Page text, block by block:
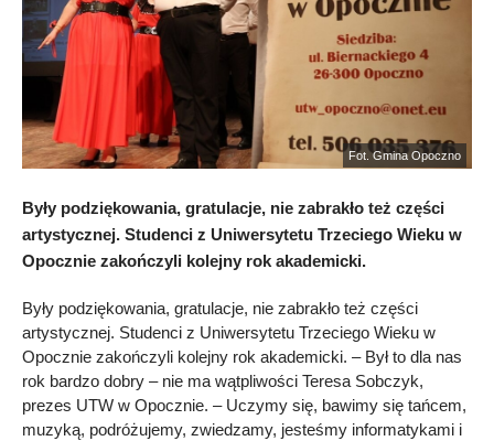
Fot. Gmina Opoczno
Były podziękowania, gratulacje, nie zabrakło też części
artystycznej. Studenci z Uniwersytetu Trzeciego Wieku w
Opocznie zakończyli kolejny rok akademicki.
Były podziękowania, gratulacje, nie zabrakło też części
artystycznej. Studenci z Uniwersytetu Trzeciego Wieku w
Opocznie zakończyli kolejny rok akademicki. – Był to dla nas
rok bardzo dobry – nie ma wątpliwości Teresa Sobczyk,
prezes UTW w Opocznie. – Uczymy się, bawimy się tańcem,
muzyką, podróżujemy, zwiedzamy, jesteśmy informatykami i